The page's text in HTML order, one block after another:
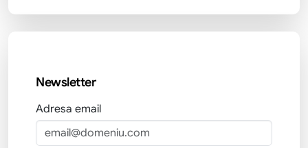
Newsletter
Adresa email